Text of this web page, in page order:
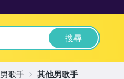
搜尋
男歌手 其他男歌手